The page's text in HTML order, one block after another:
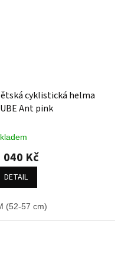
cyklistická helma
Ant pink
040 Kč
DETAIL
(52-57 cm)